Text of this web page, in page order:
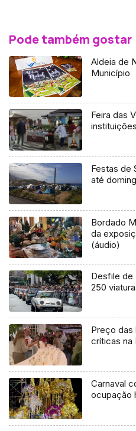
Pode também gostar
Aldeia de
Município
Feira das
Festas de
até
Bordado
da
(áudio)
Desfile de
250
Preço das
críticas na
Carnaval
ocupação